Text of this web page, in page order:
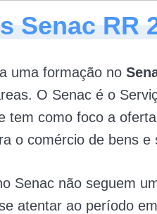
Senac RR
uma formação no
O Senac é o
tem como foco a
o comércio de bens e
Senac não seguem
atentar ao período